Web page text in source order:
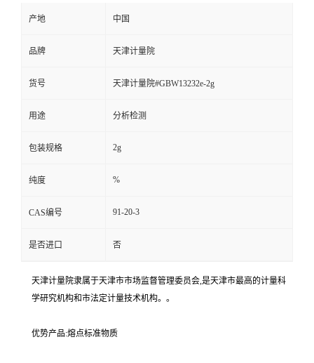
产地 中国
品牌 天津计量院
货号 天津计量院#GBW13232e-2g
用途 分析检测
包装规格 2g
纯度 %
CAS编号 91-20-3
是否进口 否
天津计量院隶属于天津市市场监督管理委员会,是天津市最高的计量科
学研究机构和市法定计量技术机构。。
优势产品:熔点标准物质